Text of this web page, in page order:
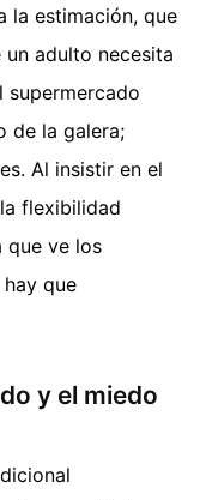
la estimación, que
adulto necesita
supermercado
de la galera;
Al insistir en el
flexibilidad
que ve los
que
y el miedo